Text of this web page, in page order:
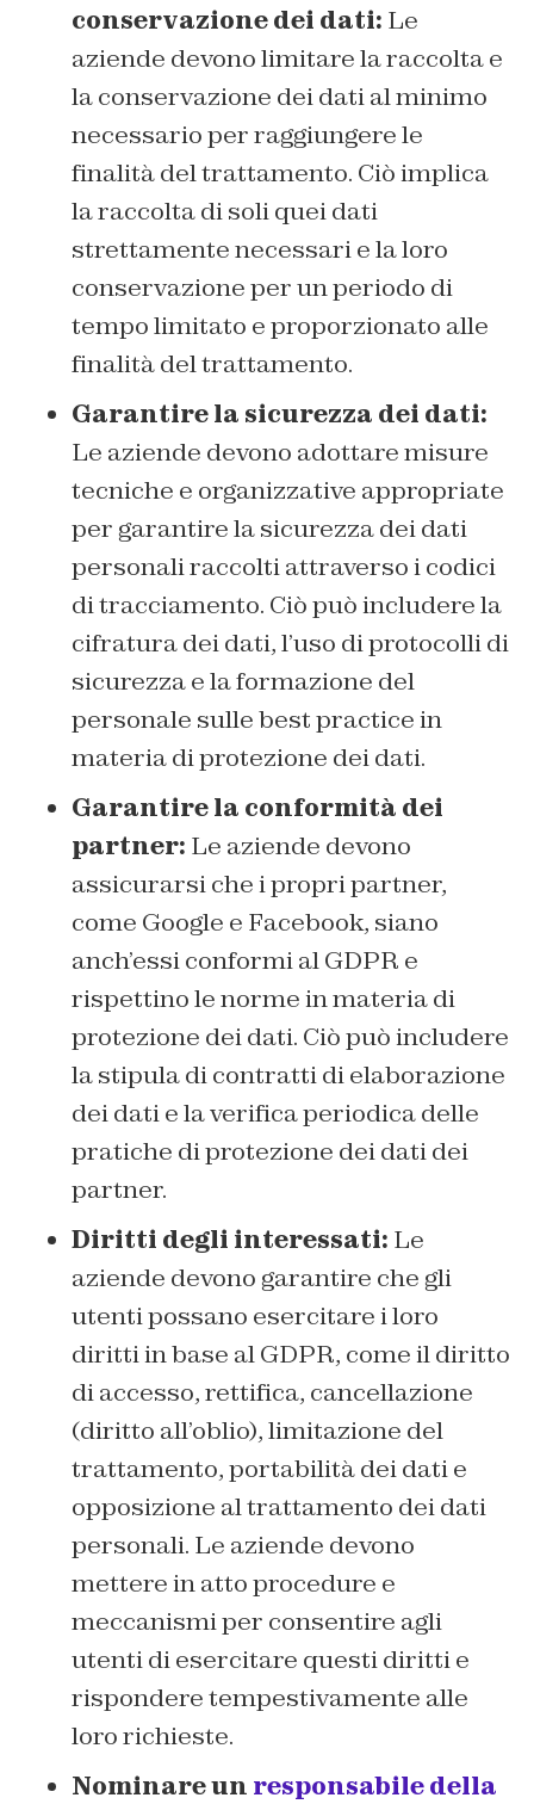
conservazione dei dati: Le
aziende devono limitare la raccolta e
la conservazione dei dati al minimo
necessario per raggiungere le
finalità del trattamento. Ciò implica
la raccolta di soli quei dati
strettamente necessari e la loro
conservazione per un periodo di
tempo limitato e proporzionato alle
finalità del trattamento.
Garantire la sicurezza dei dati:
Le aziende devono adottare misure
tecniche e organizzative appropriate
per garantire la sicurezza dei dati
personali raccolti attraverso i codici
di tracciamento. Ciò può includere la
cifratura dei dati, l’uso di protocolli di
sicurezza e la formazione del
personale sulle best practice in
materia di protezione dei dati.
Garantire la conformità dei
partner: Le aziende devono
assicurarsi che i propri partner,
come Google e Facebook, siano
anch’essi conformi al GDPR e
rispettino le norme in materia di
protezione dei dati. Ciò può includere
la stipula di contratti di elaborazione
dei dati e la verifica periodica delle
pratiche di protezione dei dati dei
partner.
Diritti degli interessati: Le
aziende devono garantire che gli
utenti possano esercitare i loro
diritti in base al GDPR, come il diritto
di accesso, rettifica, cancellazione
(diritto all’oblio), limitazione del
trattamento, portabilità dei dati e
opposizione al trattamento dei dati
personali. Le aziende devono
mettere in atto procedure e
meccanismi per consentire agli
utenti di esercitare questi diritti e
rispondere tempestivamente alle
loro richieste.
Nominare un responsabile della